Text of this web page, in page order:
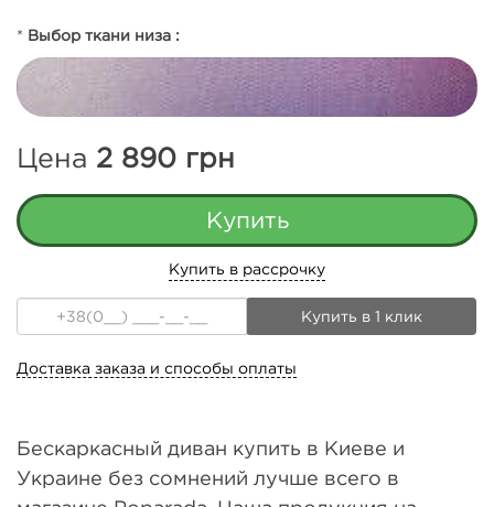
* Выбор ткани низа :
Цена 2 890 грн
Купить в рассрочку
Купить в 1 клик
Доставка заказа и способы оплаты
Бескаркасный диван купить в Киеве и
Украине без сомнений лучше всего в